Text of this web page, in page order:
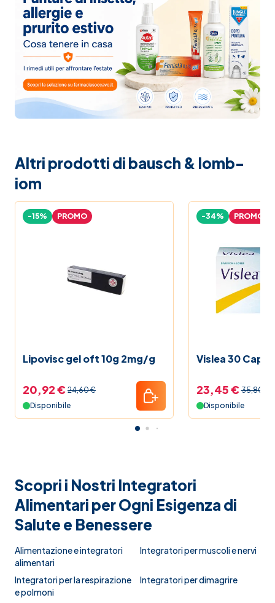
Altri prodotti di bausch & lomb-
iom
Lipovisc gel oft 10g 2mg/g
-15% PROMO
20,92 € 24,60 €
Disponibile
Vislea 30
-34% PROMO
23,45 € 35,80 €
Disponibile
Scopri i Nostri Integratori
Alimentari per Ogni Esigenza di
Salute e Benessere
Alimentazione e integratori
alimentari
Integratori per muscoli e nervi
Integratori per la respirazione
e polmoni
Integratori per dimagrire